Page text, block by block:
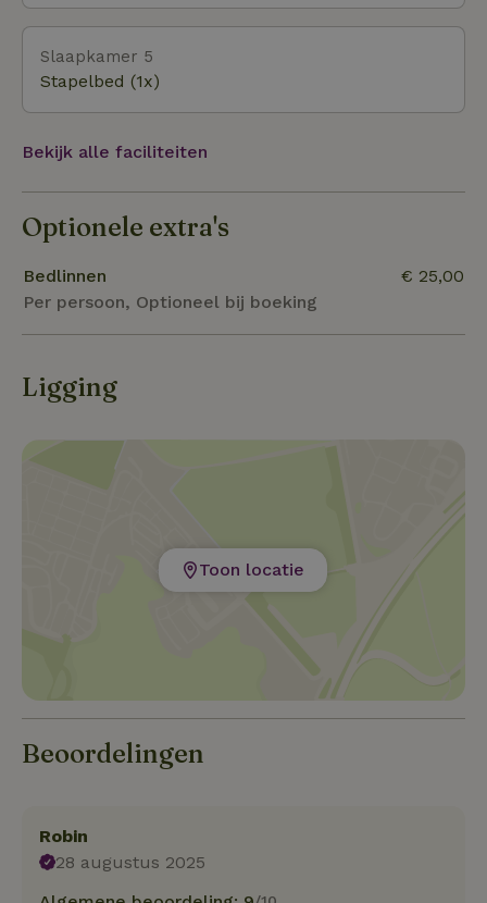
Slaapkamer 5
Stapelbed (1x)
Bekijk alle faciliteiten
Optionele extra's
Bedlinnen
Per persoon, Optioneel bij boeking
€ 25,00
Ligging
Toon locatie
Beoordelingen
Robin
28 augustus 2025